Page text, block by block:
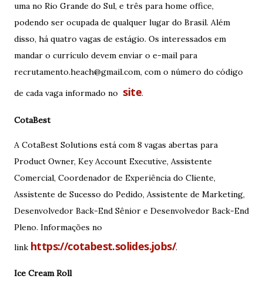
uma no Rio Grande do Sul, e três para home office,
podendo ser ocupada de qualquer lugar do Brasil. Além
disso, há quatro vagas de estágio. Os interessados em
mandar o currículo devem enviar o e-mail para
recrutamento.heach@gmail.com, com o número do código
de cada vaga informado no site.
CotaBest
A CotaBest Solutions está com 8 vagas abertas para
Product Owner, Key Account Executive, Assistente
Comercial, Coordenador de Experiência do Cliente,
Assistente de Sucesso do Pedido, Assistente de Marketing,
Desenvolvedor Back-End Sênior e Desenvolvedor Back-End
Pleno. Informações no
link https://cotabest.solides.jobs/.
Ice Cream Roll